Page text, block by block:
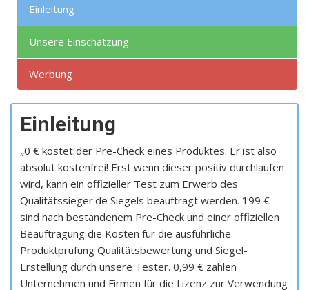
Einleitung
Unsere Einschätzung
Werbung
Einleitung
„0 € kostet der Pre-Check eines Produktes. Er ist also
absolut kostenfrei! Erst wenn dieser positiv durchlaufen
wird, kann ein offizieller Test zum Erwerb des
Qualitätssieger.de Siegels beauftragt werden. 199 €
sind nach bestandenem Pre-Check und einer offiziellen
Beauftragung die Kosten für die ausführliche
Produktprüfung Qualitätsbewertung und Siegel-
Erstellung durch unsere Tester. 0,99 € zahlen
Unternehmen und Firmen für die Lizenz zur Verwendung